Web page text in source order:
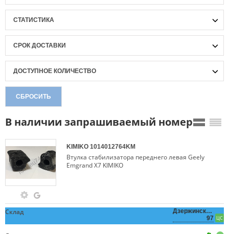
СТАТИСТИКА
СРОК ДОСТАВКИ
ДОСТУПНОЕ КОЛИЧЕСТВО
СБРОСИТЬ
В наличии запрашиваемый номер
KIMIKO 1014012764KM
Втулка стабилизатора переднего левая Geely
Emgrand X7 KIMIKO
Склад
Дзержинского,
97 ЦС